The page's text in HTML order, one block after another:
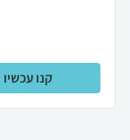
קנו עכשיו